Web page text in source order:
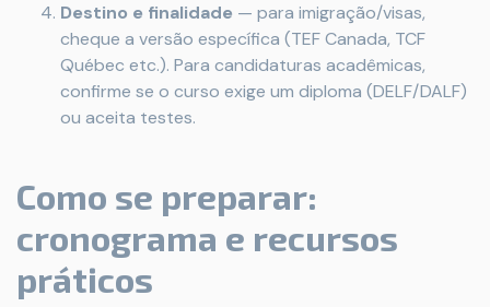
Destino e finalidade — para imigração/visas,
cheque a versão específica (TEF Canada, TCF
Québec etc.). Para candidaturas acadêmicas,
confirme se o curso exige um diploma (DELF/DALF)
ou aceita testes.
Como se preparar:
cronograma e recursos
práticos